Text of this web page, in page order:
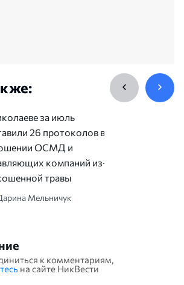
за июль
26 протоколов в
ОСМД и
компаний из-за
травы
Мельничук
к комментариям,
на сайте НикВести